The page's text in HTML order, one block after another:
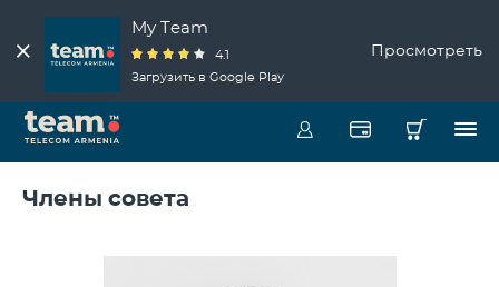
My Team
4.1
Загрузить в Google Play
Просмотреть
Члены совета